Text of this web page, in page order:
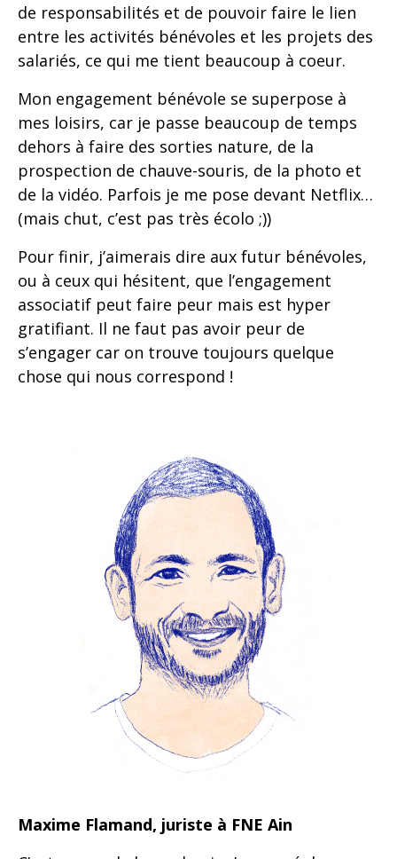
de responsabilités et de pouvoir faire le lien
entre les activités bénévoles et les projets des
salariés, ce qui me tient beaucoup à coeur.
Mon engagement bénévole se superpose à
mes loisirs, car je passe beaucoup de temps
dehors à faire des sorties nature, de la
prospection de chauve-souris, de la photo et
de la vidéo. Parfois je me pose devant Netflix…
(mais chut, c’est pas très écolo ;))
Pour finir, j’aimerais dire aux futur bénévoles,
ou à ceux qui hésitent, que l’engagement
associatif peut faire peur mais est hyper
gratifiant. Il ne faut pas avoir peur de
s’engager car on trouve toujours quelque
chose qui nous correspond !
Maxime Flamand, juriste à FNE Ain